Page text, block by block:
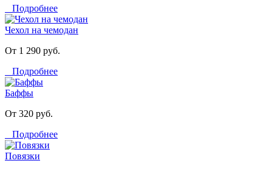
Подробнее
Чехол на чемодан
От 1 290 руб.
Подробнее
Баффы
От 320 руб.
Подробнее
Повязки